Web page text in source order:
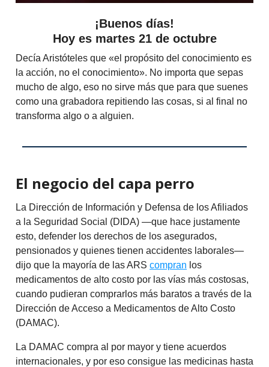
¡Buenos días!
Hoy es martes 21 de octubre
Decía Aristóteles que «el propósito del conocimiento es
la acción, no el conocimiento». No importa que sepas
mucho de algo, eso no sirve más que para que suenes
como una grabadora repitiendo las cosas, si al final no
transforma algo o a alguien.
El negocio del capa perro
La Dirección de Información y Defensa de los Afiliados
a la Seguridad Social (DIDA) —que hace justamente
esto, defender los derechos de los asegurados,
pensionados y quienes tienen accidentes laborales—
dijo que la mayoría de las ARS compran los
medicamentos de alto costo por las vías más costosas,
cuando pudieran comprarlos más baratos a través de la
Dirección de Acceso a Medicamentos de Alto Costo
(DAMAC).
La DAMAC compra al por mayor y tiene acuerdos
internacionales, y por eso consigue las medicinas hasta